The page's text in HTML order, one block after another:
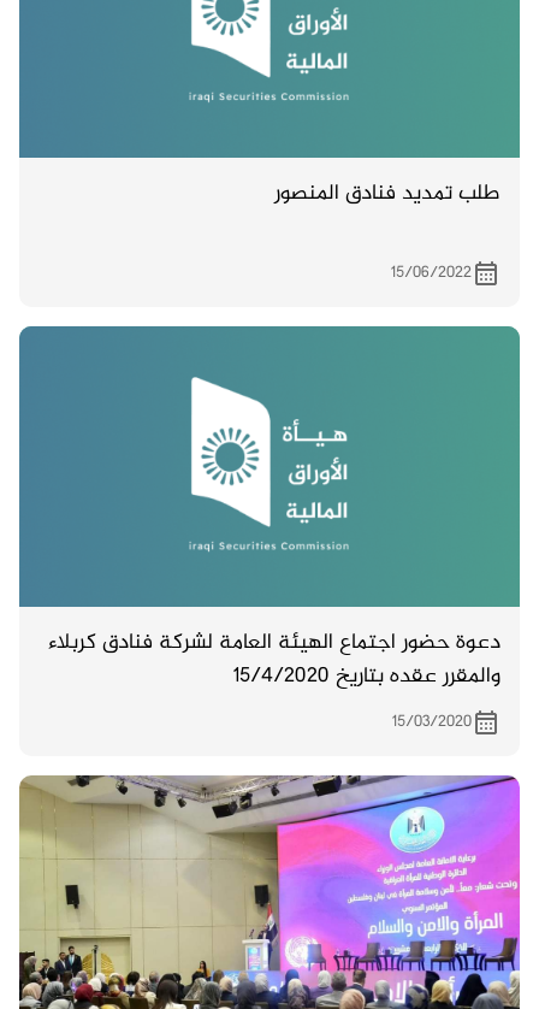
طلب تمديد فنادق المنصور
15/06/2022
دعوة حضور اجتماع الهيئة العامة لشركة فنادق كربلاء
والمقرر عقده بتاريخ 15/4/2020
15/03/2020